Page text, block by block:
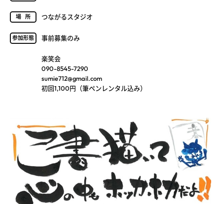
場所 つながるスタジオ
参加形態 事前募集のみ
楽笑会
090-8545-7290
sumie712@gmail.com
初回1,100円（筆ペンレンタル込み）